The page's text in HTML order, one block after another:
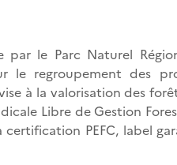
le Parc Naturel
le regroupement des
à la valorisation des
Libre de Gestion
certification PEFC, label